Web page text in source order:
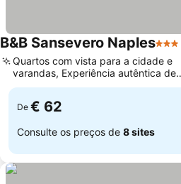
B&B Sansevero Naples3
Quartos com vista para a cidade e
varandas, Experiência autêntica de
estadia napolitana
De € 62
Consulte os preços de 8 sites